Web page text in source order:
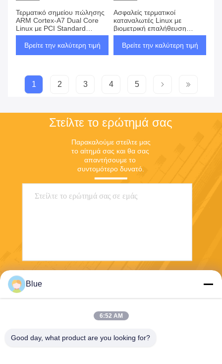
Τερματικό σημείου πώλησης
ARM Cortex-A7 Dual Core
Linux με PCI Standard
Encrypted Keyboard
Βρείτε την καλύτερη τιμή
Ασφαλείς τερματικοί
καταναλωτές Linux με
βιομετρική επαλήθευση
δακτυλικών αποτυπωμάτων
και κάμερας 0.3M Pixel
Βρείτε την καλύτερη τιμή
1 2 3 4 5
Στείλτε το ερώτημά σας
Παρακαλούμε στείλτε μας
το αίτημά σας και θα σας
απαντήσουμε το
συντομότερο δυνατό.
Blue
6:52 AM
Good day, what product are you looking for?